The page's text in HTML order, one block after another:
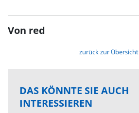
Von red
zurück zur Übersicht
DAS KÖNNTE SIE AUCH
INTERESSIEREN